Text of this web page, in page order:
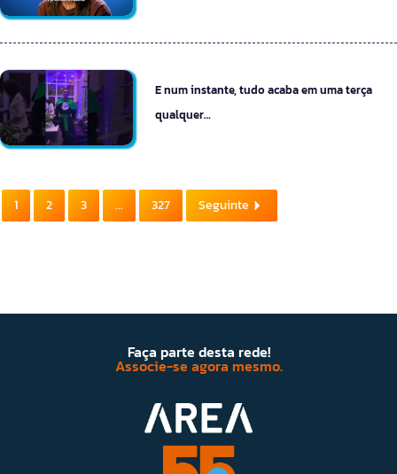
E num instante, tudo acaba em uma terça
qualquer…
1 2 3 ... 327 Seguinte
Faça parte desta rede!
Associe-se agora mesmo.